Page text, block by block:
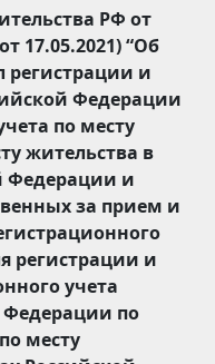
РФ от
17.05.2021) “Об
и
Федерации
по месту
жительства в
Федерации и
за прием и
регистрации и
учета
Федерации по
месту